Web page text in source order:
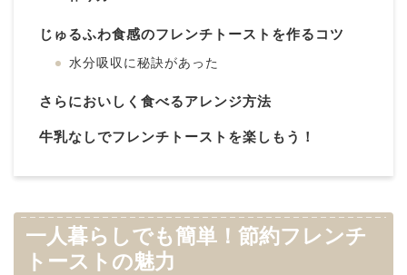
じゅるふわ食感のフレンチトーストを作るコツ
水分吸収に秘訣があった
さらにおいしく食べるアレンジ方法
牛乳なしでフレンチトーストを楽しもう！
一人暮らしでも簡単！節約フレンチ
トーストの魅力